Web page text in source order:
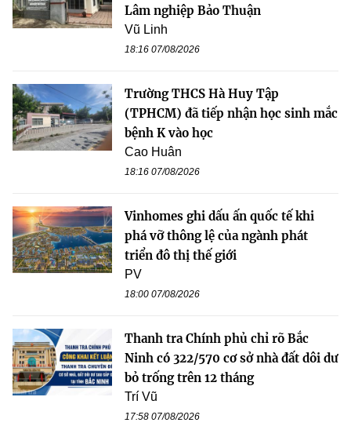
Lâm nghiệp Bảo Thuận
Vũ Linh
18:16 07/08/2026
Trường THCS Hà Huy Tập
(TPHCM) đã tiếp nhận học sinh mắc
bệnh K vào học
Cao Huân
18:16 07/08/2026
Vinhomes ghi dấu ấn quốc tế khi
phá vỡ thông lệ của ngành phát
triển đô thị thế giới
PV
18:00 07/08/2026
Thanh tra Chính phủ chỉ rõ Bắc
Ninh có 322/570 cơ sở nhà đất dôi dư
bỏ trống trên 12 tháng
Trí Vũ
17:58 07/08/2026